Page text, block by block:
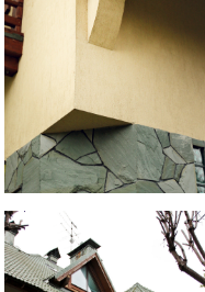
House on pond